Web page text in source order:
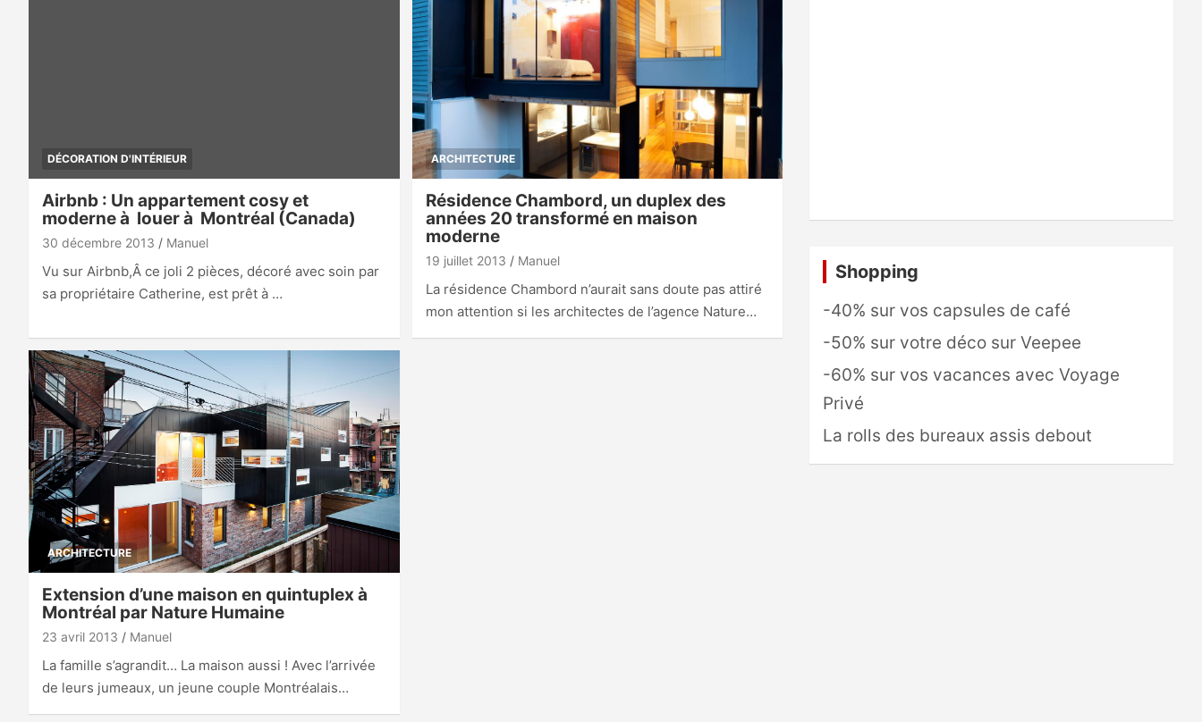
DÉCORATION D'INTÉRIEUR
Airbnb : Un appartement cosy et
moderne à louer à Montréal (Canada)
30 décembre 2013 Manuel
Vu sur Airbnb,Â ce joli 2 pièces, décoré avec soin par
sa propriétaire Catherine, est prêt à …
ARCHITECTURE
Résidence Chambord, un duplex des
années 20 transformé en maison
moderne
19 juillet 2013 Manuel
La résidence Chambord n’aurait sans doute pas attiré
mon attention si les architectes de l’agence Nature…
ARCHITECTURE
Extension d’une maison en quintuplex à
Montréal par Nature Humaine
23 avril 2013 Manuel
La famille s’agrandit… La maison aussi ! Avec l’arrivée
de leurs jumeaux, un jeune couple Montréalais…
Shopping
-40% sur vos capsules de café
-50% sur votre déco sur Veepee
-60% sur vos vacances avec Voyage
Privé
La rolls des bureaux assis debout